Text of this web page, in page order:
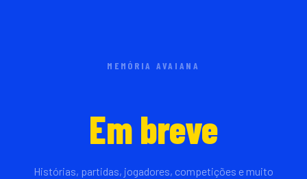
MEMÓRIA AVAIANA
Em breve
Histórias, partidas, jogadores, competições e muito